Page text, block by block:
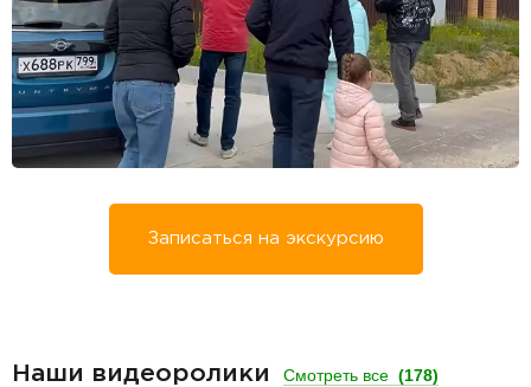
Записаться на экскурсию
Наши видеоролики Смотреть все (178)